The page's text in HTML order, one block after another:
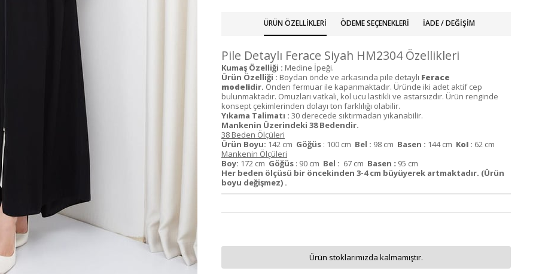
ÜRÜN ÖZELLIKLERI ÖDEME SEÇENEKLERI İADE / DEĞIŞIM
Pile Detaylı Ferace Siyah HM2304 Özellikleri
Kumaş Özelliği : Medine İpeği.
Ürün Özelliği : Boydan önde ve arkasında pile detaylı Ferace
modelidir. Önden fermuar ile kapanmaktadır. Üründe iki adet aktif cep
bulunmaktadır. Omuzları vatkalı, kol ucu lastikli ve astarsızdır. Ürün renginde
konsept çekimlerinden dolayı ton farklılığı olabilir.
Yıkama Talimatı : 30 derecede sıktırmadan yıkanabilir.
Mankenin Üzerindeki 38 Bedendir.
38 Beden Ölçüleri
Ürün Boyu: 142 cm Göğüs : 100 cm Bel : 98 cm Basen : 144 cm Kol : 62 cm
Mankenin Ölçüleri
Boy: 172 cm Göğüs : 90 cm Bel : 67 cm Basen : 95 cm
Her beden ölçüsü bir öncekinden 3-4 cm büyüyerek artmaktadır. (Ürün
boyu değişmez) .
Ürün stoklarımızda kalmamıştır.